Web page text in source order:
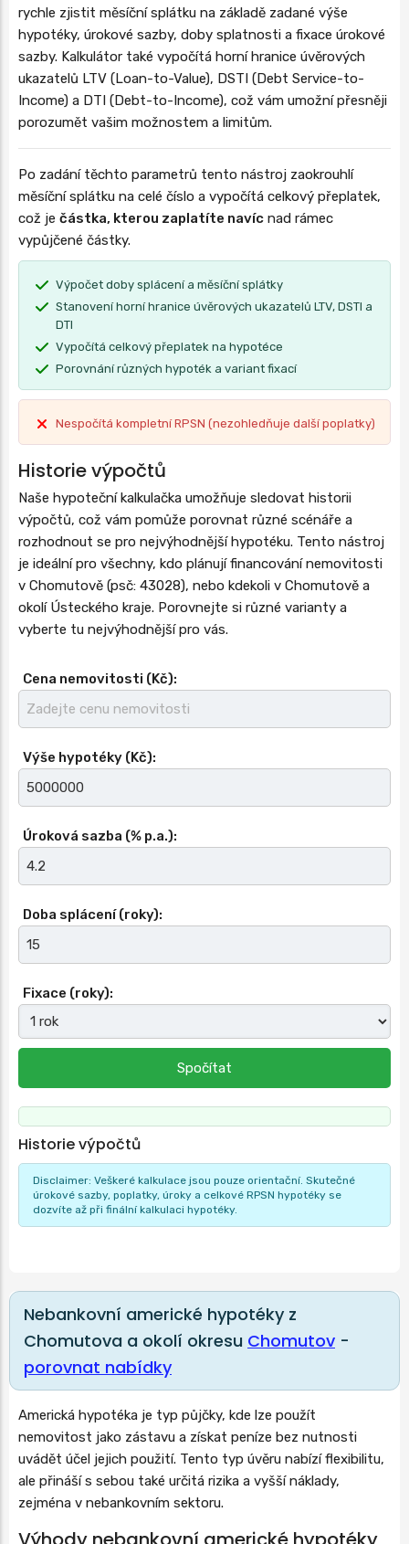
rychle zjistit měsíční splátku na základě zadané výše
hypotéky, úrokové sazby, doby splatnosti a fixace úrokové
sazby. Kalkulátor také vypočítá horní hranice úvěrových
ukazatelů LTV (Loan-to-Value), DSTI (Debt Service-to-
Income) a DTI (Debt-to-Income), což vám umožní přesněji
porozumět vašim možnostem a limitům.
Po zadání těchto parametrů tento nástroj zaokrouhlí
měsíční splátku na celé číslo a vypočítá celkový přeplatek,
což je částka, kterou zaplatíte navíc nad rámec
vypůjčené částky.
Výpočet doby splácení a měsíční splátky
Stanovení horní hranice úvěrových ukazatelů LTV, DSTI a
DTI
Vypočítá celkový přeplatek na hypotéce
Porovnání různých hypoték a variant fixací
Nespočítá kompletní RPSN (nezohledňuje další poplatky)
Historie výpočtů
Naše hypoteční kalkulačka umožňuje sledovat historii
výpočtů, což vám pomůže porovnat různé scénáře a
rozhodnout se pro nejvýhodnější hypotéku. Tento nástroj
je ideální pro všechny, kdo plánují financování nemovitosti
v Chomutově (psč: 43028), nebo kdekoli v Chomutově a
okolí Ústeckého kraje. Porovnejte si různé varianty a
vyberte tu nejvýhodnější pro vás.
Cena nemovitosti (Kč):
Výše hypotéky (Kč):
Úroková sazba (% p.a.):
Doba splácení (roky):
Fixace (roky):
Spočítat
Historie výpočtů
Disclaimer: Veškeré kalkulace jsou pouze orientační. Skutečné
úrokové sazby, poplatky, úroky a celkové RPSN hypotéky se
dozvíte až při finální kalkulaci hypotéky.
Nebankovní americké hypotéky z
Chomutova a okolí okresu Chomutov -
porovnat nabídky
Americká hypotéka je typ půjčky, kde lze použít
nemovitost jako zástavu a získat peníze bez nutnosti
uvádět účel jejich použití. Tento typ úvěru nabízí flexibilitu,
ale přináší s sebou také určitá rizika a vyšší náklady,
zejména v nebankovním sektoru.